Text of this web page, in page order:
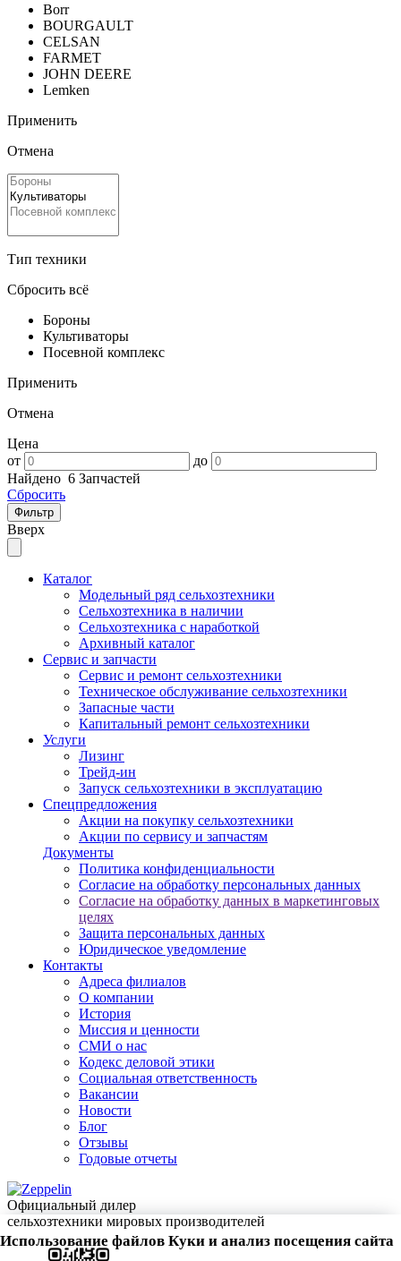
Borr
BOURGAULT
CELSAN
FARMET
JOHN DEERE
Lemken
Применить
Отмена
Тип техники
Сбросить всё
Бороны
Культиваторы
Посевной комплекс
Применить
Отмена
Цена
от
до
Найдено 6 Запчастей
Сбросить
Фильтр
Вверх
Каталог
Модельный ряд сельхозтехники
Сельхозтехника в наличии
Сельхозтехника с наработкой
Архивный каталог
Сервис и запчасти
Сервис и ремонт сельхозтехники
Техническое обслуживание сельхозтехники
Запасные части
Капитальный ремонт сельхозтехники
Услуги
Лизинг
Трейд-ин
Запуск сельхозтехники в эксплуатацию
Спецпредложения
Акции на покупку сельхозтехники
Акции по сервису и запчастям
Документы
Политика конфиденциальности
Согласие на обработку персональных данных
Согласие на обработку данных в маркетинговых
целях
Защита персональных данных
Юридическое уведомление
Контакты
Адреса филиалов
О компании
История
Миссия и ценности
СМИ о нас
Кодекс деловой этики
Социальная ответственность
Вакансии
Новости
Блог
Отзывы
Годовые отчеты
Официальный дилер
сельхозтехники мировых производителей
Использование файлов Куки и анализ посещения сайта